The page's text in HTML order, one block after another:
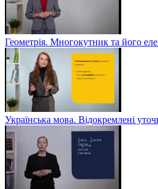
Геометрія. Многокутник та його
Українська мова. Відокремлені